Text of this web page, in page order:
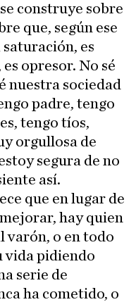
construye sobre
que, según ese
es
opresor. No sé
nuestra sociedad
padre, tengo
tengo tíos,
orgullosa de
segura de no
así.
que en lugar de
hay quien
varón, o en todo
vida pidiendo
serie de
ha cometido, o